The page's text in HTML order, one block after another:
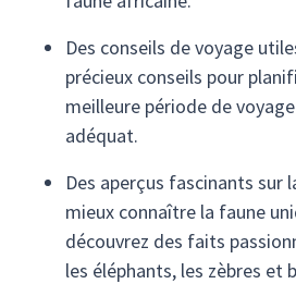
Des conseils de voyage
précieux conseils pour
meilleure période de
adéquat.
Des aperçus fascinants sur
mieux connaître la faune
découvrez des faits
les éléphants, les zèbres et